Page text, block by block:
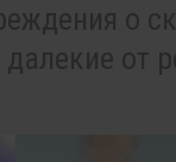
о
от